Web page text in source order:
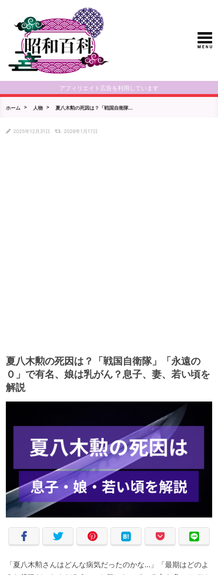
アフィリエイト広告を利用しています
ホーム 人物 夏八木勲の死因は？「戦国自衛隊...
2025年12月31日 2026年1月17日
夏八木勲の死因は？「戦国自衛隊」「永遠の
０」で有名、娘は乳がん？息子、妻、若い頃を
解説
「夏八木勲さんはどんな病気だったのかな…」「最期はどのよ